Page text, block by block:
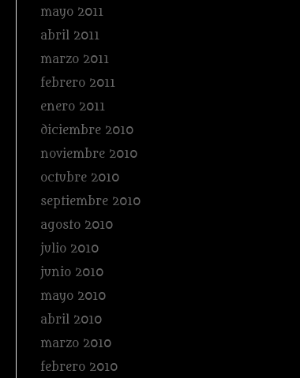
mayo 2011
abril 2011
marzo 2011
febrero 2011
enero 2011
diciembre 2010
noviembre 2010
octubre 2010
septiembre 2010
agosto 2010
julio 2010
junio 2010
mayo 2010
abril 2010
marzo 2010
febrero 2010